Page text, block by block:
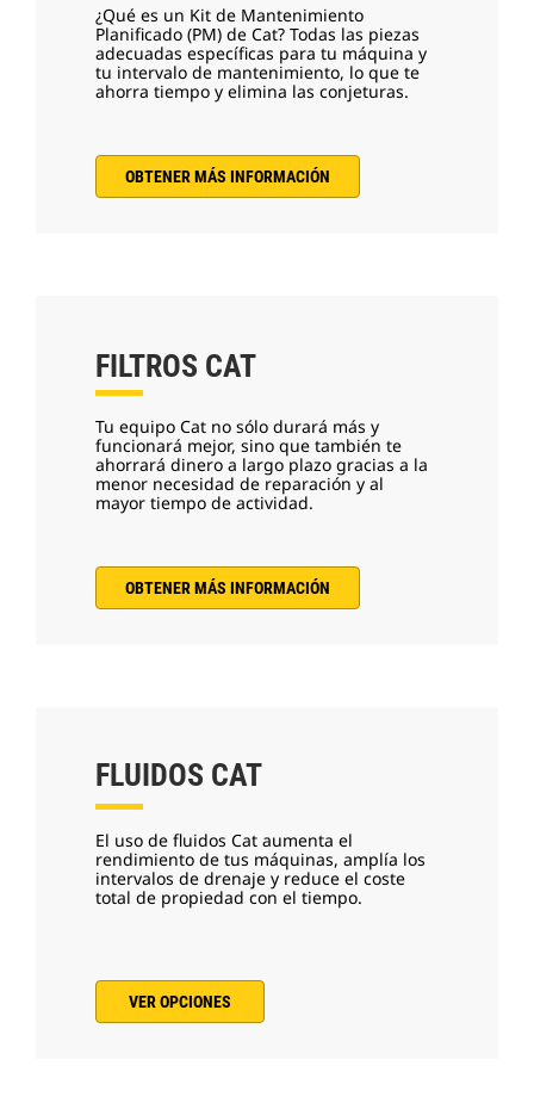
¿Qué es un Kit de Mantenimiento
Planificado (PM) de Cat? Todas las piezas
adecuadas específicas para tu máquina y
tu intervalo de mantenimiento, lo que te
ahorra tiempo y elimina las conjeturas.
OBTENER MÁS INFORMACIÓN
FILTROS CAT
Tu equipo Cat no sólo durará más y
funcionará mejor, sino que también te
ahorrará dinero a largo plazo gracias a la
menor necesidad de reparación y al
mayor tiempo de actividad.
OBTENER MÁS INFORMACIÓN
FLUIDOS CAT
El uso de fluidos Cat aumenta el
rendimiento de tus máquinas, amplía los
intervalos de drenaje y reduce el coste
total de propiedad con el tiempo.
VER OPCIONES